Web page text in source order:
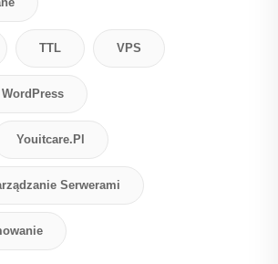
TTL VPS
WordPress
Youitcare.pl
Serwerami